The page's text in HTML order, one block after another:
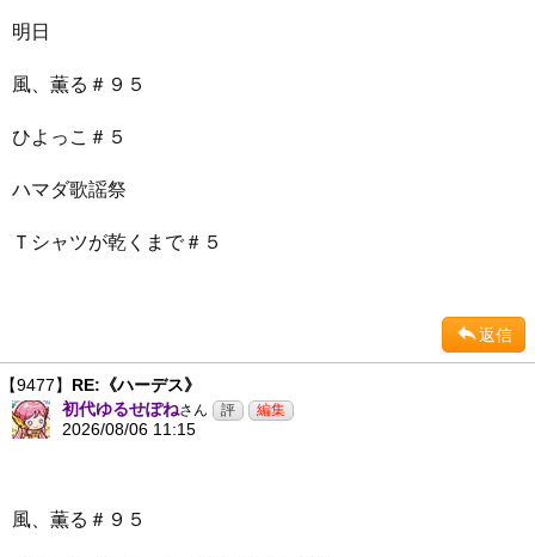
明日
風、薫る＃９５
ひよっこ＃５
ハマダ歌謡祭
Ｔシャツが乾くまで＃５
返信
【9477】 RE:《ハーデス》
初代ゆるせぽねさん
2026/08/06 11:15
風、薫る＃９５